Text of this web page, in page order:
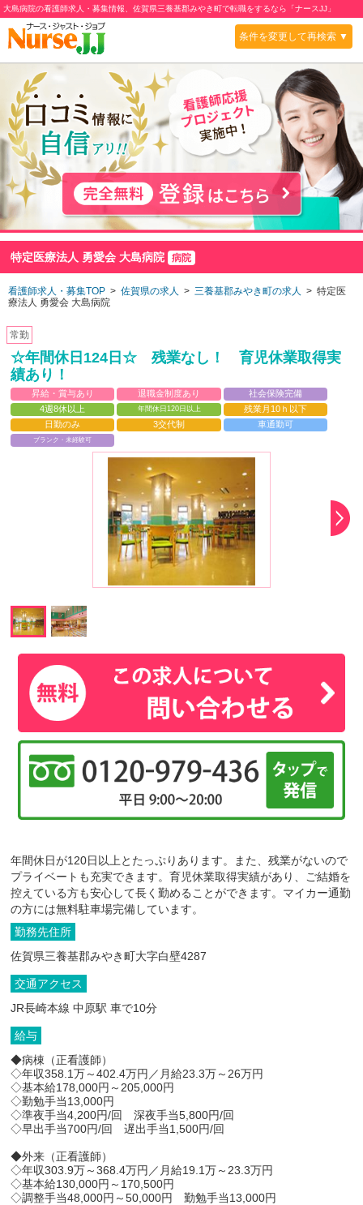
大島病院の看護師求人・募集情報、佐賀県三養基郡みやき町で転職をするなら「ナースJJ」
条件を変更して再検索 ▼
特定医療法人 勇愛会 大島病院 病院
看護師求人・募集TOP > 佐賀県の求人 > 三養基郡みやき町の求人 > 特定医
療法人 勇愛会 大島病院
常勤
☆年間休日124日☆ 残業なし！ 育児休業取得実
績あり！
昇給・賞与あり 退職金制度あり
社会保険完備
4週8休以上
年間休日120日以上
残業月10ｈ以下
日勤のみ
3交代制 車通勤可
ブランク・未経験可
年間休日が120日以上とたっぷりあります。また、残業がないので
プライベートも充実できます。育児休業取得実績があり、ご結婚を
控えている方も安心して長く勤めることができます。マイカー通勤
の方には無料駐車場完備しています。
勤務先住所
佐賀県三養基郡みやき町大字白壁4287
交通アクセス
JR長崎本線 中原駅 車で10分
給与
◆病棟（正看護師）
◇年収358.1万～402.4万円／月給23.3万～26万円
◇基本給178,000円～205,000円
◇勤勉手当13,000円
◇準夜手当4,200円/回 深夜手当5,800円/回
◇早出手当700円/回 遅出手当1,500円/回
◆外来（正看護師）
◇年収303.9万～368.4万円／月給19.1万～23.3万円
◇基本給130,000円～170,500円
◇調整手当48,000円～50,000円 勤勉手当13,000円